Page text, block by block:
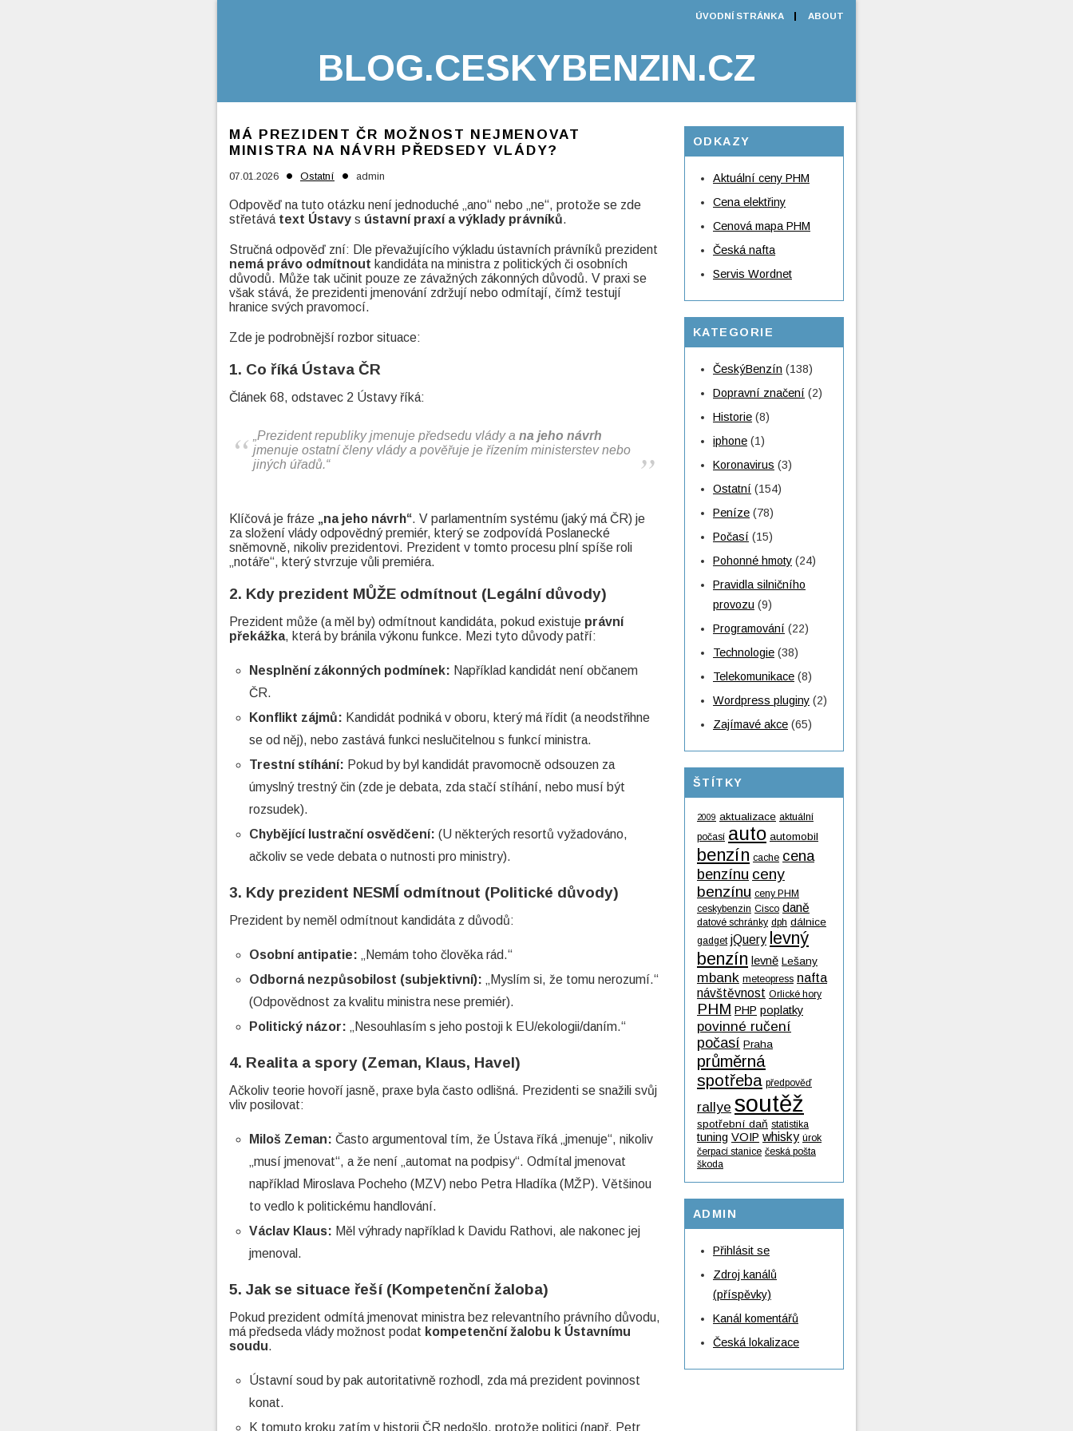
ÚVODNÍ STRÁNKA ABOUT
BLOG.CESKYBENZIN.CZ
MÁ PREZIDENT ČR MOŽNOST NEJMENOVAT
MINISTRA NA NÁVRH PŘEDSEDY VLÁDY?
07.01.2026 • Ostatní • admin
Odpověď na tuto otázku není jednoduché „ano“ nebo „ne“, protože se zde
střetává text Ústavy s ústavní praxí a výklady právníků.
Stručná odpověď zní: Dle převažujícího výkladu ústavních právníků prezident
nemá právo odmítnout kandidáta na ministra z politických či osobních
důvodů. Může tak učinit pouze ze závažných zákonných důvodů. V praxi se
však stává, že prezidenti jmenování zdržují nebo odmítají, čímž testují
hranice svých pravomocí.
Zde je podrobnější rozbor situace:
1. Co říká Ústava ČR
Článek 68, odstavec 2 Ústavy říká:
„Prezident republiky jmenuje předsedu vlády a na jeho návrh
jmenuje ostatní členy vlády a pověřuje je řízením ministerstev nebo
jiných úřadů.“
Klíčová je fráze „na jeho návrh“. V parlamentním systému (jaký má ČR) je
za složení vlády odpovědný premiér, který se zodpovídá Poslanecké
sněmovně, nikoliv prezidentovi. Prezident v tomto procesu plní spíše roli
„notáře“, který stvrzuje vůli premiéra.
2. Kdy prezident MŮŽE odmítnout (Legální důvody)
Prezident může (a měl by) odmítnout kandidáta, pokud existuje právní
překážka, která by bránila výkonu funkce. Mezi tyto důvody patří:
Nesplnění zákonných podmínek: Například kandidát není občanem
ČR.
Konflikt zájmů: Kandidát podniká v oboru, který má řídit (a neodstřihne
se od něj), nebo zastává funkci neslučitelnou s funkcí ministra.
Trestní stíhání: Pokud by byl kandidát pravomocně odsouzen za
úmyslný trestný čin (zde je debata, zda stačí stíhání, nebo musí být
rozsudek).
Chybějící lustrační osvědčení: (U některých resortů vyžadováno,
ačkoliv se vede debata o nutnosti pro ministry).
3. Kdy prezident NESMÍ odmítnout (Politické důvody)
Prezident by neměl odmítnout kandidáta z důvodů:
Osobní antipatie: „Nemám toho člověka rád.“
Odborná nezpůsobilost (subjektivní): „Myslím si, že tomu nerozumí.“
(Odpovědnost za kvalitu ministra nese premiér).
Politický názor: „Nesouhlasím s jeho postoji k EU/ekologii/daním.“
4. Realita a spory (Zeman, Klaus, Havel)
Ačkoliv teorie hovoří jasně, praxe byla často odlišná. Prezidenti se snažili svůj
vliv posilovat:
Miloš Zeman: Často argumentoval tím, že Ústava říká „jmenuje“, nikoliv
„musí jmenovat“, a že není „automat na podpisy“. Odmítal jmenovat
například Miroslava Pocheho (MZV) nebo Petra Hladíka (MŽP). Většinou
to vedlo k politickému handlování.
Václav Klaus: Měl výhrady například k Davidu Rathovi, ale nakonec jej
jmenoval.
5. Jak se situace řeší (Kompetenční žaloba)
Pokud prezident odmítá jmenovat ministra bez relevantního právního důvodu,
má předseda vlády možnost podat kompetenční žalobu k Ústavnímu
soudu.
Ústavní soud by pak autoritativně rozhodl, zda má prezident povinnost
konat.
K tomuto kroku zatím v historii ČR nedošlo, protože politici (např. Petr
ODKAZY
Aktuální ceny PHM
Cena elektřiny
Cenová mapa PHM
Česká nafta
Servis Wordnet
KATEGORIE
ČeskýBenzín (138)
Dopravní značení (2)
Historie (8)
iphone (1)
Koronavirus (3)
Ostatní (154)
Peníze (78)
Počasí (15)
Pohonné hmoty (24)
Pravidla silničního
provozu (9)
Programování (22)
Technologie (38)
Telekomunikace (8)
Wordpress pluginy (2)
Zajímavé akce (65)
ŠTÍTKY
2009 aktualizace aktuální
počasí auto automobil
benzín cache cena
benzínu ceny
benzínu ceny PHM
ceskybenzin Cisco daně
datové schránky dph dálnice
gadget jQuery levný
benzín levně Lešany
mbank meteopress nafta
návštěvnost Orlické hory
PHM PHP poplatky
povinné ručení
počasí Praha
průměrná
spotřeba předpověď
rallye soutěž
spotřební daň statistika
tuning VOIP whisky úrok
čerpací stanice česká pošta
škoda
ADMIN
Přihlásit se
Zdroj kanálů
(příspěvky)
Kanál komentářů
Česká lokalizace